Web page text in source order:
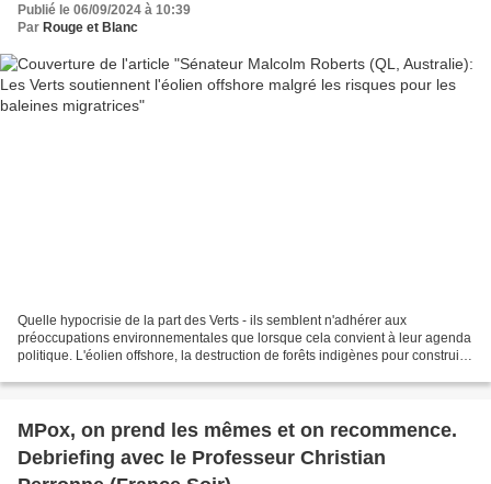
Publié le 06/09/2024 à 10:39
Par Rouge et Blanc
Quelle hypocrisie de la part des Verts - ils semblent n'adhérer aux
préoccupations environnementales que lorsque cela convient à leur agenda
politique. L'éolien offshore, la destruction de forêts indigènes pour construire
MPox, on prend les mêmes et on recommence.
Debriefing avec le Professeur Christian